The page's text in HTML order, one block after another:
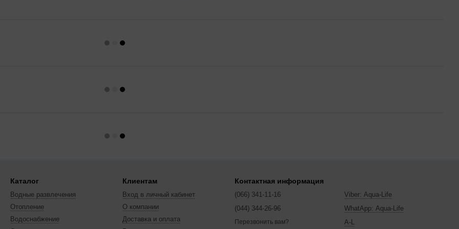
Каталог
Водные развлечения
Отопление
Водоснабжение
Клиентам
Вход в личный кабинет
О компании
Доставка и оплата
Контактная информация
(066) 341-11-16
(044) 344-26-96
Перезвонить вам?
Viber: Aqua-Life
WhatApp: Aqua-Life
A-L